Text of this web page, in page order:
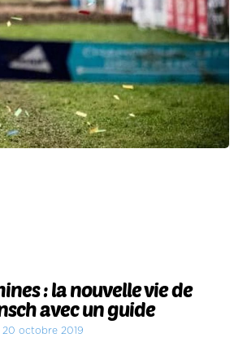
: la nouvelle vie de
avec un guide
20 octobre 2019